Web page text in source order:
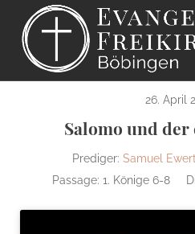
26. April
Salomo und der
Prediger: Samuel Ewert
Passage: 1. Könige 6-8